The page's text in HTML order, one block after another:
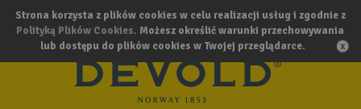
Strona korzysta z plików cookies w celu realizacji usług i zgodnie z
Polityką Plików Cookies. Możesz określić warunki przechowywania
lub dostępu do plików cookies w Twojej przeglądarce.